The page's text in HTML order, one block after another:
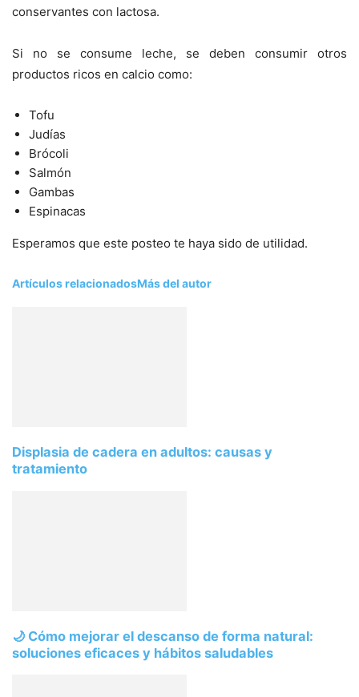
conservantes con lactosa.
Si no se consume leche, se deben consumir otros
productos ricos en calcio como:
Tofu
Judías
Brócoli
Salmón
Gambas
Espinacas
Esperamos que este posteo te haya sido de utilidad.
Artículos relacionadosMás del autor
Displasia de cadera en adultos: causas y
tratamiento
🌙 Cómo mejorar el descanso de forma natural:
soluciones eficaces y hábitos saludables